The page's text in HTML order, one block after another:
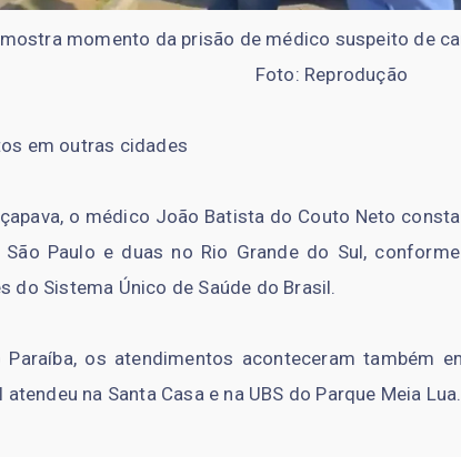
momento da prisão de médico suspeito de
Foto: Reprodução
em outras cidades
o médico João Batista do Couto Neto
Paulo e duas no Rio Grande do Sul,
do Sistema Único de Saúde do Brasil.
Paraíba, os atendimentos aconteceram também
na Santa Casa e na UBS do Parque Meia Lua.